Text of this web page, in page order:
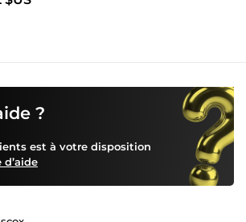
?
est à votre disposition